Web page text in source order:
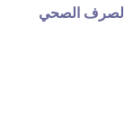
الصحي